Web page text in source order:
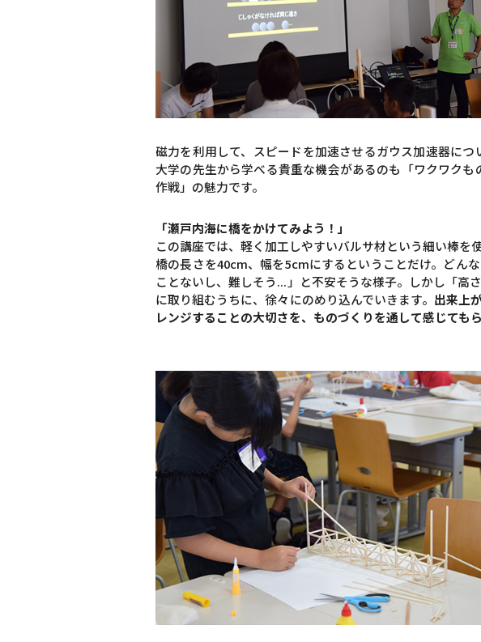
磁力を利用して、スピードを加速させるガウス加速器につ
大学の先生から学べる貴重な機会があるのも「ワクワクも
作戦」の魅力です。
「瀬戸内海に橋をかけてみよう！」
この講座では、軽く加工しやすいバルサ材という細い棒を
橋の長さを40cm、幅を5cmにするということだけ。どん
ことないし、難しそう...」と不安そうな様子。しかし「高
に取り組むうちに、徐々にのめり込んでいきます。 出来上
レンジすることの大切さを、ものづくりを通して感じても